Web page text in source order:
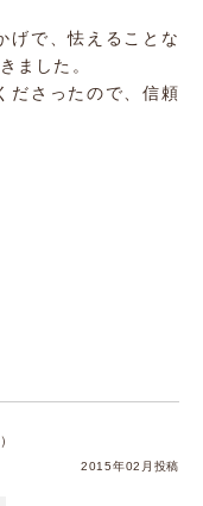
げで、怯えることな
ました。
ださったので、信頼
2015年02月投稿